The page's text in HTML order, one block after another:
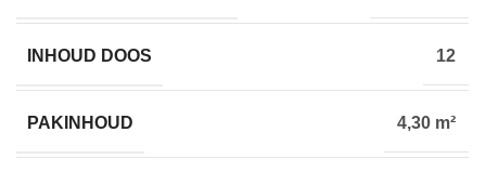
INHOUD DOOS 12
PAKINHOUD 4,30 m²